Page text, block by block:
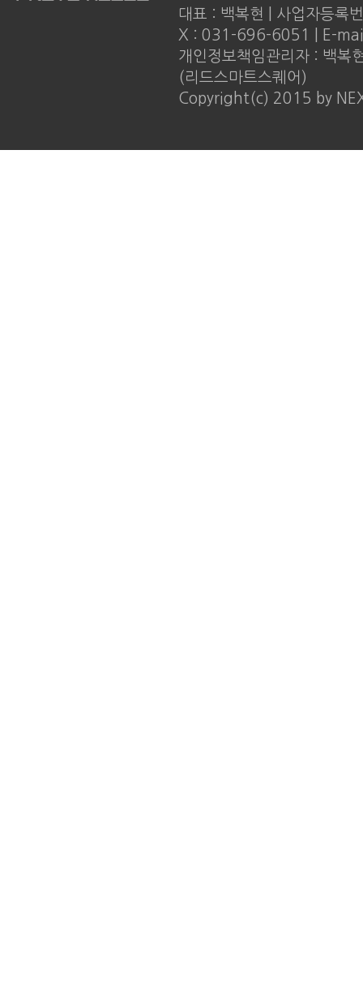
대표 : 백복현 | 사업자등
X : 031-696-6051 | E-
개인정보책임관리자 : 백복
(리드스마트스퀘어)
Copyright(c) 2015 by